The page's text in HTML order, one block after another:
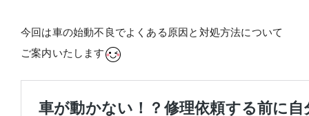
今回は車の始動不良でよくある原因と対処方法について
ご案内いたします